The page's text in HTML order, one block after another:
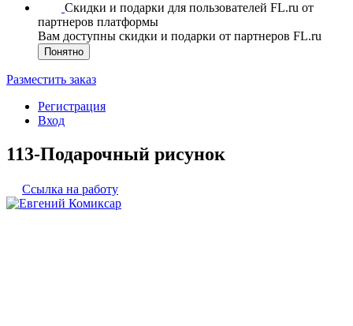
Скидки и подарки для пользователей FL.ru от
партнеров платформы
Вам доступны скидки и подарки от партнеров FL.ru
Понятно
Разместить заказ
Регистрация
Вход
113-Подарочный рисунок
Ссылка на работу